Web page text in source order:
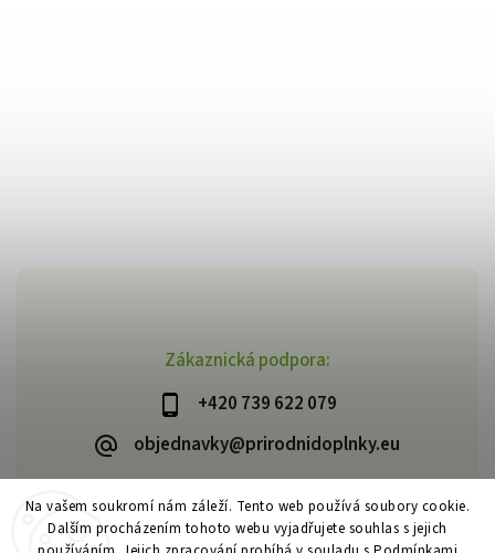
Na vašem soukromí nám záleží. Tento web používá soubory cookie.
Dalším procházením tohoto webu vyjadřujete souhlas s jejich
Zákaznická podpora:
+420 739 622 079
objednavky@prirodnidoplnky.eu